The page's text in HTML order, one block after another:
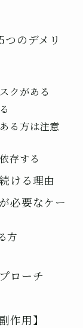
のデメリ
クがある
る方は注意
存する
ける理由
必要なケー
方
ローチ
作用】